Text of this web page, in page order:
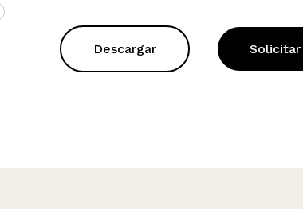
Descargar